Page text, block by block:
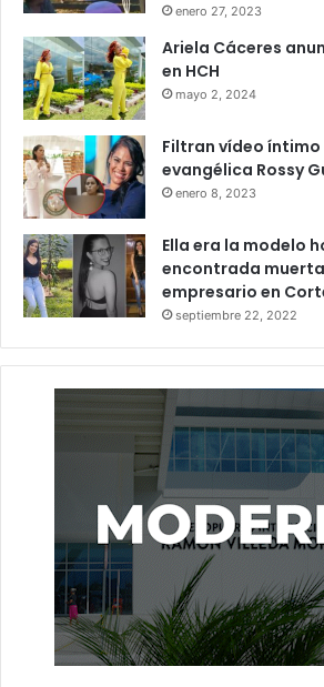
enero 27, 2023
Ariela Cáceres
en HCH
mayo 2, 2024
Filtran vídeo
evangélica Rossy
enero 8, 2023
Ella era la modelo
encontrada
empresario en
septiembre 22, 2022